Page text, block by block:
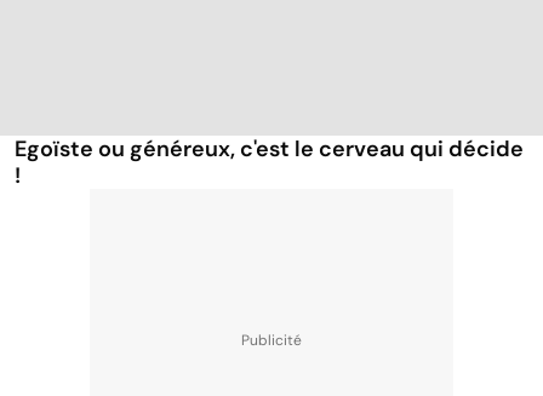
Egoïste ou généreux, c'est le cerveau qui décide
!